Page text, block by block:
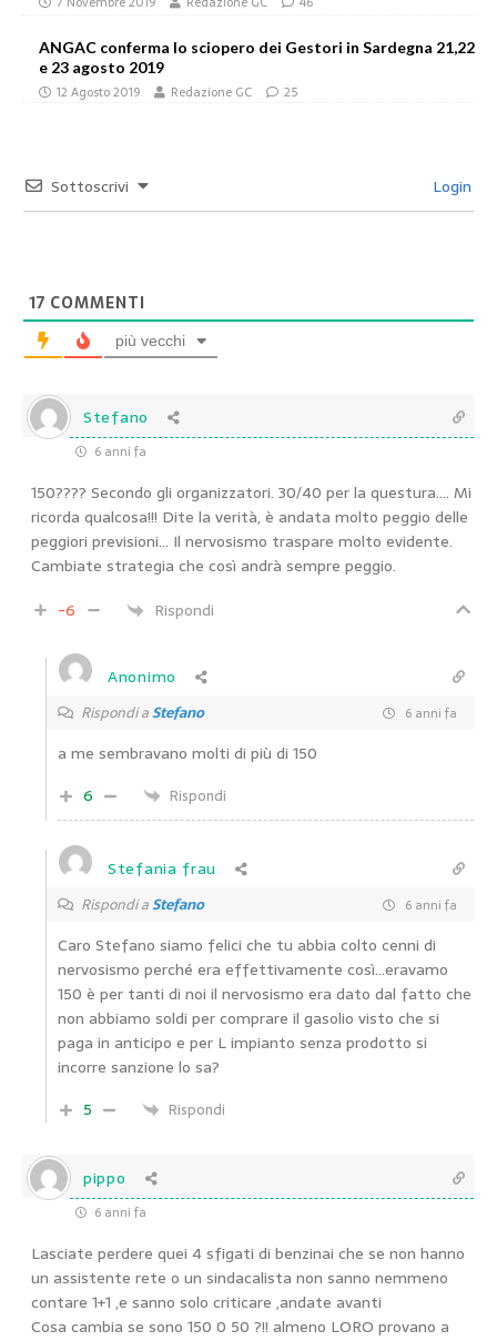
ANGAC conferma lo sciopero dei Gestori in Sardegna 21,22
e 23 agosto 2019
12 Agosto 2019 Redazione GC 25
Sottoscrivi Login
17 COMMENTI
più vecchi
Stefano
6 anni fa
150???? Secondo gli organizzatori. 30/40 per la questura…. Mi
ricorda qualcosa!!! Dite la verità, è andata molto peggio delle
peggiori previsioni… Il nervosismo traspare molto evidente.
Cambiate strategia che così andrà sempre peggio.
-6
Rispondi
Anonimo
Rispondi aStefano 6 anni fa
a me sembravano molti di più di 150
6
Rispondi
Stefania frau
Rispondi aStefano 6 anni fa
Caro Stefano siamo felici che tu abbia colto cenni di
nervosismo perché era effettivamente così…eravamo
150 è per tanti di noi il nervosismo era dato dal fatto che
non abbiamo soldi per comprare il gasolio visto che si
paga in anticipo e per L impianto senza prodotto si
incorre sanzione lo sa?
5
Rispondi
pippo
6 anni fa
Lasciate perdere quei 4 sfigati di benzinai che se non hanno
un assistente rete o un sindacalista non sanno nemmeno
contare 1+1 ,e sanno solo criticare ,andate avanti
Cosa cambia se sono 150 0 50 ?!! almeno LORO provano a